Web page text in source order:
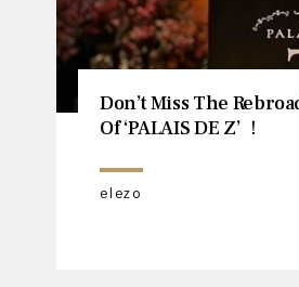
Don’t Miss The
Of ‘PALAIS DE Z’ ！
elezo